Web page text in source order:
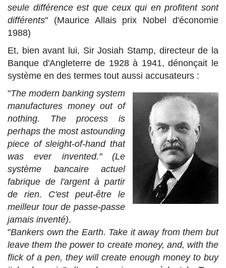
seule différence est que ceux qui en profitent sont
différents" (Maurice Allais prix Nobel d'économie
1988)
Et, bien avant lui, Sir Josiah Stamp, directeur de la
Banque d'Angleterre de 1928 à 1941, dénonçait le
système en des termes tout aussi accusateurs :
"The modern banking system
manufactures money out of
nothing. The process is
perhaps the most astounding
piece of sleight-of-hand that
was ever invented." (Le
système bancaire actuel
fabrique de l'argent à partir
de rien. C'est peut-être le
meilleur tour de passe-passe
jamais inventé).
"Bankers own the Earth. Take it away from them but
leave them the power to create money, and, with the
flick of a pen, they will create enough money to buy